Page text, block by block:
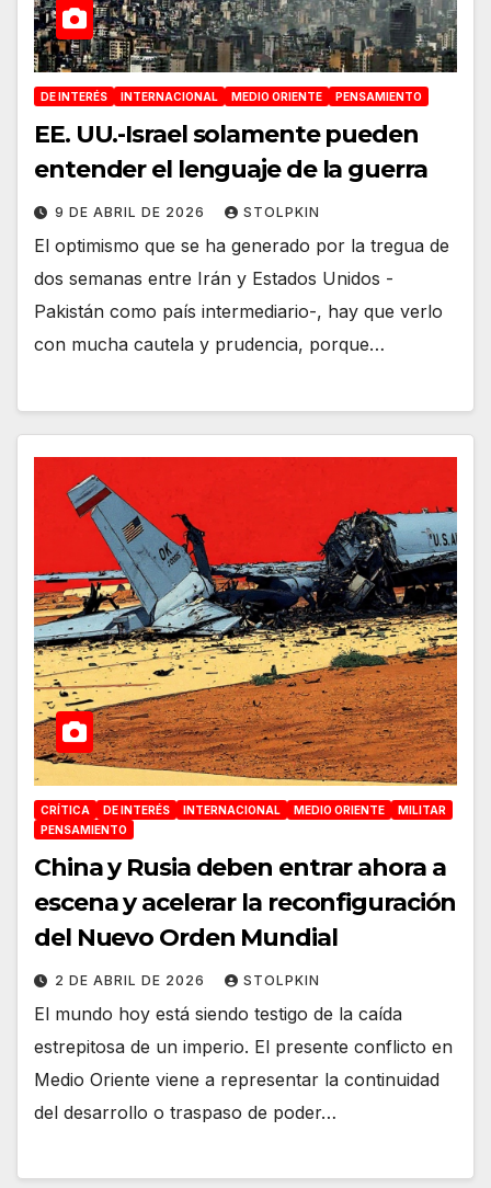
DE INTERÉS INTERNACIONAL MEDIO ORIENTE PENSAMIENTO
EE. UU.-Israel solamente pueden
entender el lenguaje de la guerra
9 DE ABRIL DE 2026 STOLPKIN
El optimismo que se ha generado por la tregua de
dos semanas entre Irán y Estados Unidos -
Pakistán como país intermediario-, hay que verlo
con mucha cautela y prudencia, porque…
CRÍTICA DE INTERÉS INTERNACIONAL MEDIO ORIENTE
MILITAR
PENSAMIENTO
China y Rusia deben entrar ahora a
escena y acelerar la reconfiguración
del Nuevo Orden Mundial
2 DE ABRIL DE 2026 STOLPKIN
El mundo hoy está siendo testigo de la caída
estrepitosa de un imperio. El presente conflicto en
Medio Oriente viene a representar la continuidad
del desarrollo o traspaso de poder…